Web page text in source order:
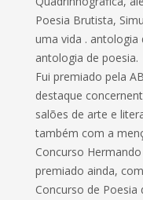
Poesia Brutista,
uma vida . antologia
antologia de poesia.
Fui premiado pela
destaque
salões de arte e
também com a
Concurso
premiado ainda,
Concurso de Poesia